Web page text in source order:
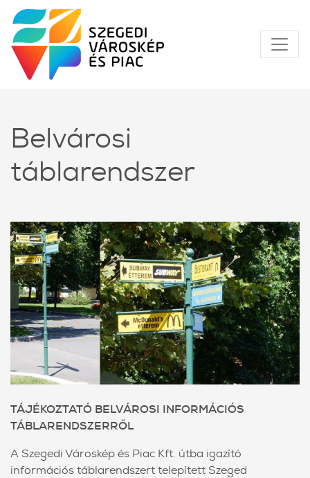
Belvárosi
táblarendszer
TÁJÉKOZTATÓ BELVÁROSI INFORMÁCIÓS
TÁBLARENDSZERRŐL
A Szegedi Városkép és Piac Kft. útba igazító
információs táblarendszert telepített Szeged